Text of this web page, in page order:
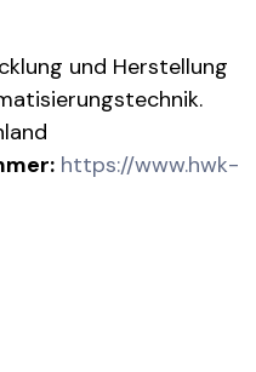
und Herstellung
https://www.hwk-